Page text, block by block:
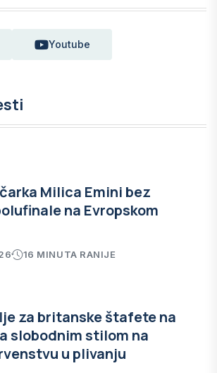
Youtube
Milica Emini bez
na Evropskom
16 MINUTA RANIJE
za britanske štafete na
slobodnim stilom na
u plivanju